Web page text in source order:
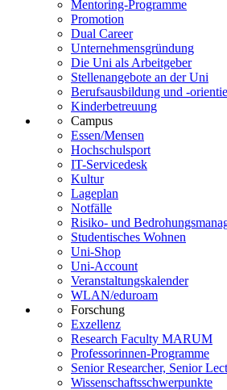
Mentoring-Programme
Promotion
Dual Career
Unternehmensgründung
Die Uni als Arbeitgeber
Stellenangebote an der Uni
Berufsausbildung und -
Kinderbetreuung
Campus
Essen/Mensen
Hochschulsport
IT-Servicedesk
Kultur
Lageplan
Notfälle
Risiko- und
Studentisches Wohnen
Uni-Shop
Uni-Account
Veranstaltungskalender
WLAN/eduroam
Forschung
Exzellenz
Research Faculty MARUM
Professorinnen-Programme
Senior Researcher, Senior
Wissenschaftsschwerpunkte